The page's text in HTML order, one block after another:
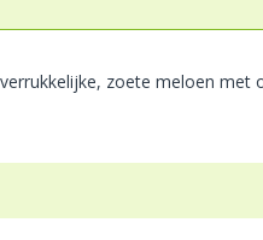
zoete meloen